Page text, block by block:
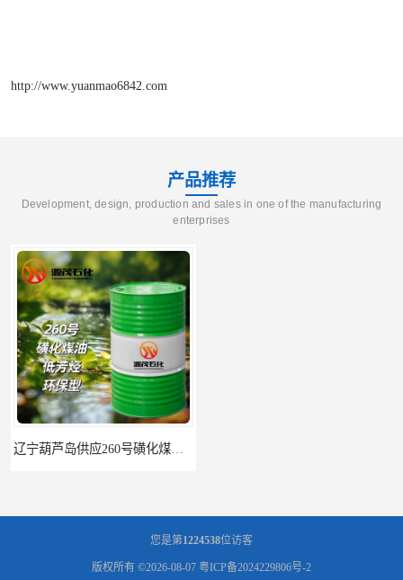
http://www.yuanmao6842.com
产品推荐
Development, design, production and sales in one of the manufacturing
enterprises
您是第1224538位访客
版权所有 ©2026-08-07 粤ICP备2024229806号-2